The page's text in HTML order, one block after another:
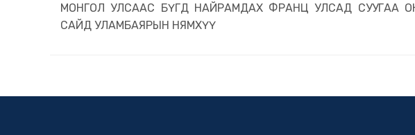
МОНГОЛ УЛСААС БҮГД НАЙРАМДАХ ФРАНЦ УЛСАД СУУГАА
САЙД УЛАМБАЯРЫН НЯМХҮҮ